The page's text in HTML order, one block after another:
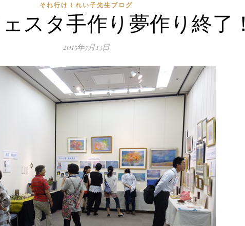
それ行け！れい子先生ブログ
スタ手作り夢作り終了！
2015年7月13日